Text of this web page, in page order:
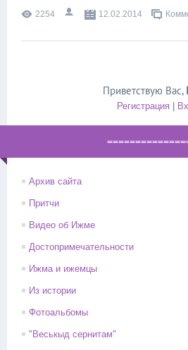
2254 12.02.2014
Приветствую Вас,
Регистрация|
Архив сайта
Притчи
Видео об Ижме
Достопримечательности
Ижма и ижемцы
Из истории
Фотоальбомы
"Веськыд сернитам"